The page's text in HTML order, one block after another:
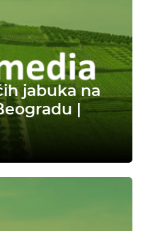
jabuka na
|